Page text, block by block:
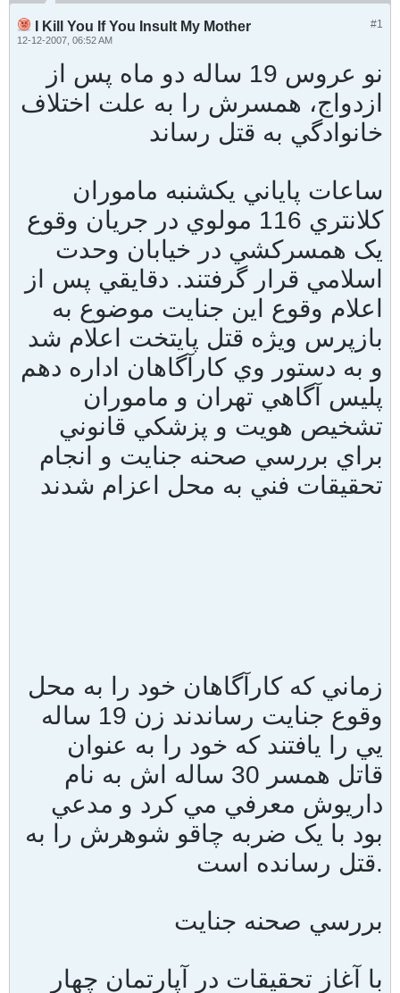
#1
I Kill You If You Insult My Mother
12-12-2007, 06:52 AM
نو عروس 19 ساله دو ماه پس از
ازدواج، همسرش را به علت اختلاف
خانوادگي به قتل رساند
ساعات پاياني يکشنبه ماموران
کلانتري 116 مولوي در جريان وقوع
يک همسرکشي در خيابان وحدت
اسلامي قرار گرفتند. دقايقي پس از
اعلام وقوع اين جنايت موضوع به
بازپرس ويژه قتل پايتخت اعلام شد
و به دستور وي کارآگاهان اداره دهم
پليس آگاهي تهران و ماموران
تشخيص هويت و پزشکي قانوني
براي بررسي صحنه جنايت و انجام
تحقيقات فني به محل اعزام شدند
زماني که کارآگاهان خود را به محل
وقوع جنايت رساندند زن 19 ساله
يي را يافتند که خود را به عنوان
قاتل همسر 30 ساله اش به نام
داريوش معرفي مي کرد و مدعي
بود با يک ضربه چاقو شوهرش را به
قتل رسانده است.
بررسي صحنه جنايت
با آغاز تحقيقات در آپارتمان چهار